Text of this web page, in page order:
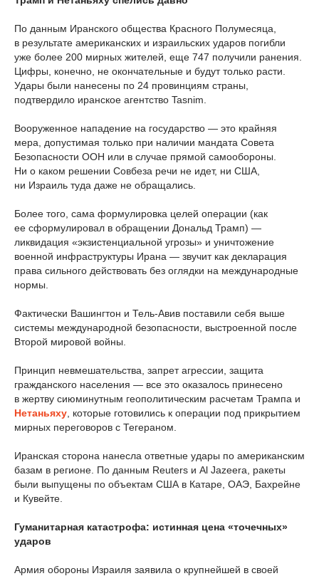
По данным Иранского общества Красного Полумесяца,
в результате американских и израильских ударов погибли
уже более 200 мирных жителей, еще 747 получили ранения.
Цифры, конечно, не окончательные и будут только расти.
Удары были нанесены по 24 провинциям страны,
подтвердило иранское агентство Tasnim.
Вооруженное нападение на государство — это крайняя
мера, допустимая только при наличии мандата Совета
Безопасности ООН или в случае прямой самообороны.
Ни о каком решении Совбеза речи не идет, ни США,
ни Израиль туда даже не обращались.
Более того, сама формулировка целей операции (как
ее сформулировал в обращении Дональд Трамп) —
ликвидация «экзистенциальной угрозы» и уничтожение
военной инфраструктуры Ирана — звучит как декларация
права сильного действовать без оглядки на международные
нормы.
Фактически Вашингтон и Тель-Авив поставили себя выше
системы международной безопасности, выстроенной после
Второй мировой войны.
Принцип невмешательства, запрет агрессии, защита
гражданского населения — все это оказалось принесено
в жертву сиюминутным геополитическим расчетам Трампа и
Нетаньяху , которые готовились к операции под прикрытием
мирных переговоров с Тегераном.
Иранская сторона нанесла ответные удары по американским
базам в регионе. По данным Reuters и Al Jazeera, ракеты
были выпущены по объектам США в Катаре, ОАЭ, Бахрейне
и Кувейте.
Гуманитарная катастрофа: истинная цена «точечных»
ударов
Армия обороны Израиля заявила о крупнейшей в своей